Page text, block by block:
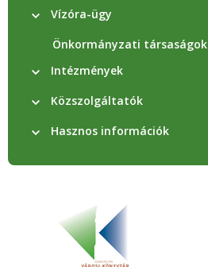
Vízóra-ügy
Önkormányzati társaságok
Intézmények
Közszolgáltatók
Hasznos információk